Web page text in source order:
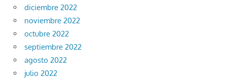
diciembre 2022
noviembre 2022
octubre 2022
septiembre 2022
agosto 2022
julio 2022